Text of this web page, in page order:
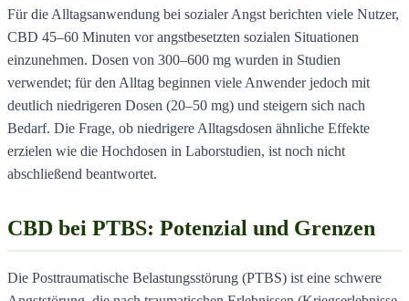
Für die Alltagsanwendung bei sozialer Angst berichten viele Nutzer,
CBD 45–60 Minuten vor angstbesetzten sozialen Situationen
einzunehmen. Dosen von 300–600 mg wurden in Studien
verwendet; für den Alltag beginnen viele Anwender jedoch mit
deutlich niedrigeren Dosen (20–50 mg) und steigern sich nach
Bedarf. Die Frage, ob niedrigere Alltagsdosen ähnliche Effekte
erzielen wie die Hochdosen in Laborstudien, ist noch nicht
abschließend beantwortet.
CBD bei PTBS: Potenzial und Grenzen
Die Posttraumatische Belastungsstörung (PTBS) ist eine schwere